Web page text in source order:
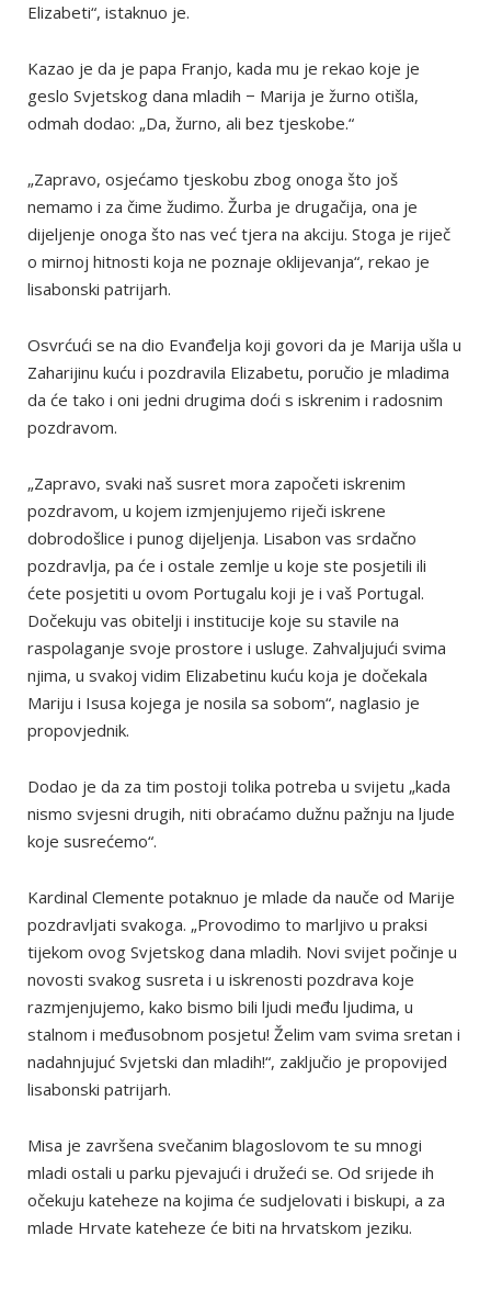
Elizabeti“, istaknuo je.
Kazao je da je papa Franjo, kada mu je rekao koje je
geslo Svjetskog dana mladih − Marija je žurno otišla,
odmah dodao: „Da, žurno, ali bez tjeskobe.“
„Zapravo, osjećamo tjeskobu zbog onoga što još
nemamo i za čime žudimo. Žurba je drugačija, ona je
dijeljenje onoga što nas već tjera na akciju. Stoga je riječ
o mirnoj hitnosti koja ne poznaje oklijevanja“, rekao je
lisabonski patrijarh.
Osvrćući se na dio Evanđelja koji govori da je Marija ušla u
Zaharijinu kuću i pozdravila Elizabetu, poručio je mladima
da će tako i oni jedni drugima doći s iskrenim i radosnim
pozdravom.
„Zapravo, svaki naš susret mora započeti iskrenim
pozdravom, u kojem izmjenjujemo riječi iskrene
dobrodošlice i punog dijeljenja. Lisabon vas srdačno
pozdravlja, pa će i ostale zemlje u koje ste posjetili ili
ćete posjetiti u ovom Portugalu koji je i vaš Portugal.
Dočekuju vas obitelji i institucije koje su stavile na
raspolaganje svoje prostore i usluge. Zahvaljujući svima
njima, u svakoj vidim Elizabetinu kuću koja je dočekala
Mariju i Isusa kojega je nosila sa sobom“, naglasio je
propovjednik.
Dodao je da za tim postoji tolika potreba u svijetu „kada
nismo svjesni drugih, niti obraćamo dužnu pažnju na ljude
koje susrećemo“.
Kardinal Clemente potaknuo je mlade da nauče od Marije
pozdravljati svakoga. „Provodimo to marljivo u praksi
tijekom ovog Svjetskog dana mladih. Novi svijet počinje u
novosti svakog susreta i u iskrenosti pozdrava koje
razmjenjujemo, kako bismo bili ljudi među ljudima, u
stalnom i međusobnom posjetu! Želim vam svima sretan i
nadahnjujuć Svjetski dan mladih!“, zaključio je propovijed
lisabonski patrijarh.
Misa je završena svečanim blagoslovom te su mnogi
mladi ostali u parku pjevajući i družeći se. Od srijede ih
očekuju kateheze na kojima će sudjelovati i biskupi, a za
mlade Hrvate kateheze će biti na hrvatskom jeziku.